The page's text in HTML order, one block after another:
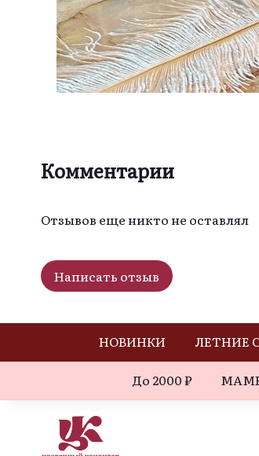
Комментарии
Отзывов еще никто не оставлял
Написать отзыв
НОВИНКИ ЛЕТНИЕ
До 2000 ₽